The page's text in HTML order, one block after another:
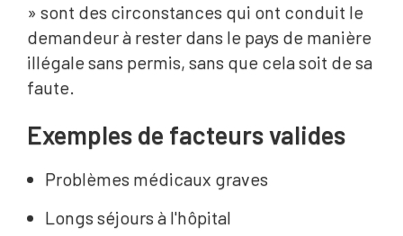
» sont des circonstances qui ont conduit le
demandeur à rester dans le pays de manière
illégale sans permis, sans que cela soit de sa
faute.
Exemples de facteurs valides
Problèmes médicaux graves
Longs séjours à l'hôpital